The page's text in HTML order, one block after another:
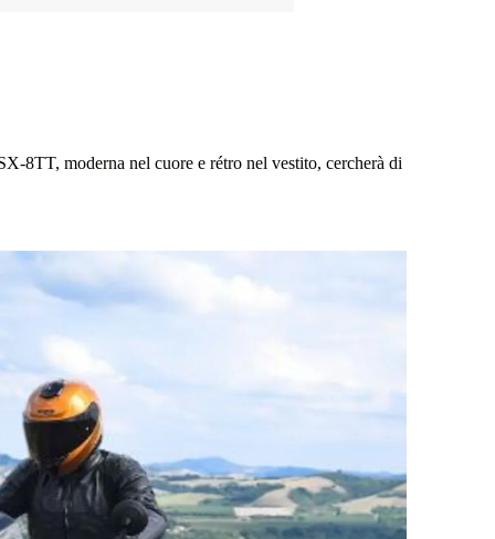
8TT, moderna nel cuore e rétro nel vestito, cercherà di